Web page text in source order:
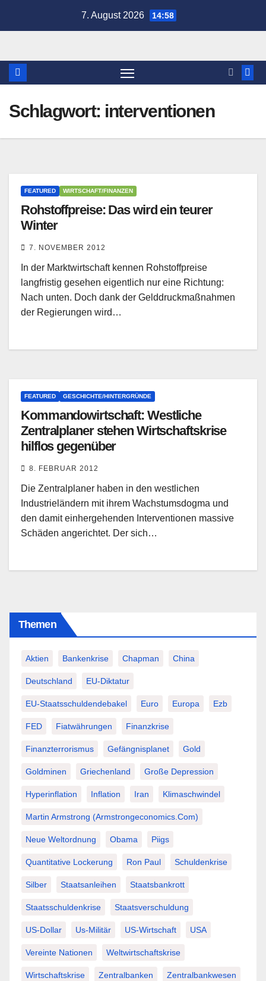
7. August 2026 14:58
Schlagwort: interventionen
FEATURED WIRTSCHAFT/FINANZEN
Rohstoffpreise: Das wird ein teurer
Winter
7. NOVEMBER 2012
In der Marktwirtschaft kennen Rohstoffpreise
langfristig gesehen eigentlich nur eine Richtung:
Nach unten. Doch dank der Gelddruckmaßnahmen
der Regierungen wird…
FEATURED GESCHICHTE/HINTERGRÜNDE
Kommandowirtschaft: Westliche
Zentralplaner stehen Wirtschaftskrise
hilflos gegenüber
8. FEBRUAR 2012
Die Zentralplaner haben in den westlichen
Industrieländern mit ihrem Wachstumsdogma und
den damit einhergehenden Interventionen massive
Schäden angerichtet. Der sich…
Themen
Aktien Bankenkrise Chapman China
Deutschland EU-Diktatur
EU-Staatsschuldendebakel Euro Europa Ezb
FED Fiatwährungen Finanzkrise
Finanzterrorismus Gefängnisplanet Gold
Goldminen Griechenland Große Depression
Hyperinflation Inflation Iran Klimaschwindel
Martin Armstrong (Armstrongeconomics.com)
Neue Weltordnung Obama Piigs
Quantitative Lockerung Ron Paul Schuldenkrise
Silber Staatsanleihen Staatsbankrott
Staatsschuldenkrise Staatsverschuldung
US-Dollar Us-Militär US-Wirtschaft USA
Vereinte Nationen Weltwirtschaftskrise
Wirtschaftskrise Zentralbanken Zentralbankwesen